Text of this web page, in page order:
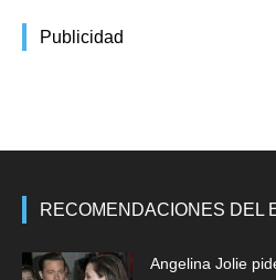
Publicidad
RECOMENDACIONES DEL
Angelina Jolie